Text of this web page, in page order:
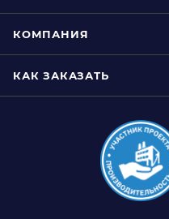
КОМПАНИЯ
КАК ЗАКАЗАТЬ